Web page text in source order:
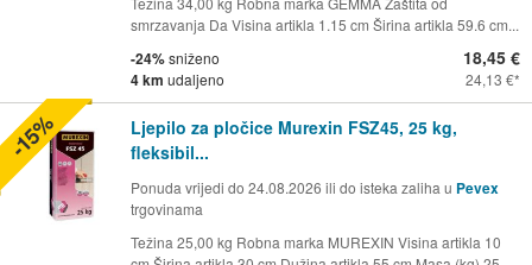
smrzavanja Da Visina artikla 1.15 cm Širina artikla 59.6 cm...
-24%sniženo
4 km udaljeno
18,45 €
24,13 €
Ljepilo za pločice Murexin FSZ45, 25 kg,
fleksibil...
Ponuda vrijedi do 24.08.2026 ili do isteka zaliha u Pevex
trgovinama
Težina 25,00 kg Robna marka MUREXIN Visina artikla 10
-15%